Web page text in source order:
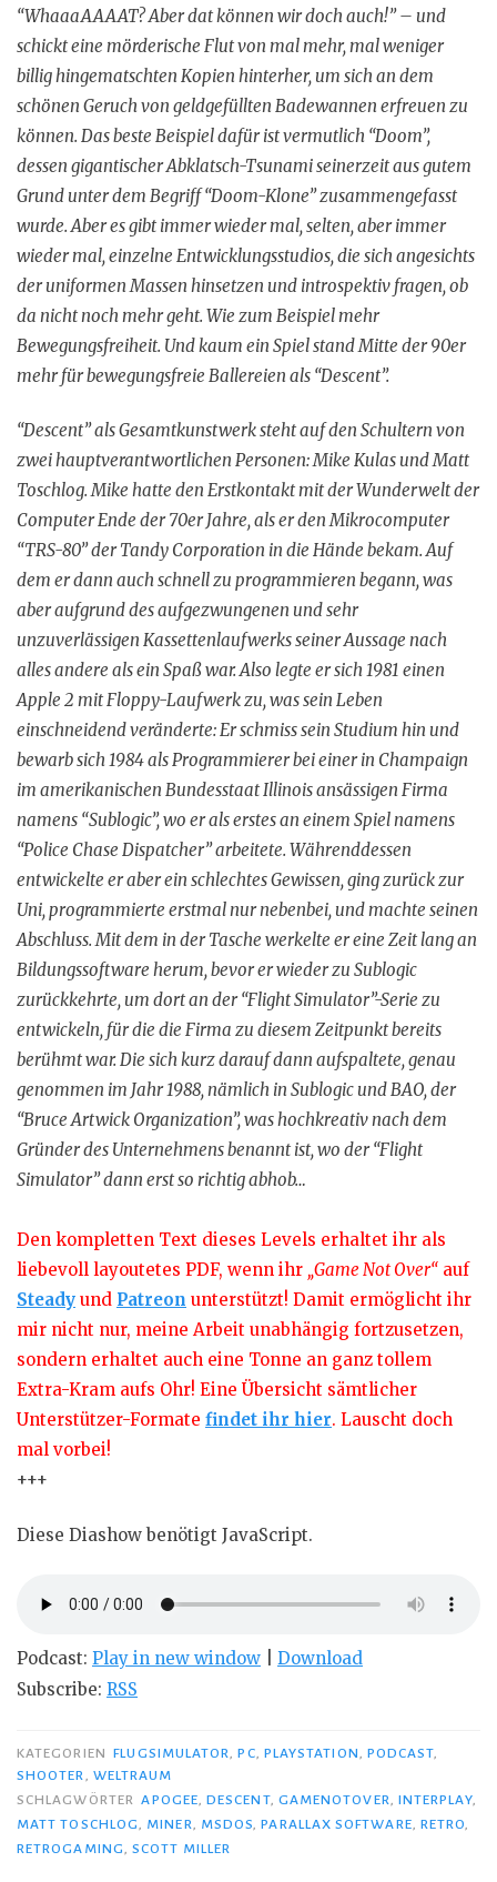
“WhaaaAAAAT? Aber dat können wir doch auch!” – und
schickt eine mörderische Flut von mal mehr, mal weniger
billig hingematschten Kopien hinterher, um sich an dem
schönen Geruch von geldgefüllten Badewannen erfreuen zu
können. Das beste Beispiel dafür ist vermutlich “Doom”,
dessen gigantischer Abklatsch-Tsunami seinerzeit aus gutem
Grund unter dem Begriff “Doom-Klone” zusammengefasst
wurde. Aber es gibt immer wieder mal, selten, aber immer
wieder mal, einzelne Entwicklungsstudios, die sich angesichts
der uniformen Massen hinsetzen und introspektiv fragen, ob
da nicht noch mehr geht. Wie zum Beispiel mehr
Bewegungsfreiheit. Und kaum ein Spiel stand Mitte der 90er
mehr für bewegungsfreie Ballereien als “Descent”.
“Descent” als Gesamtkunstwerk steht auf den Schultern von
zwei hauptverantwortlichen Personen: Mike Kulas und Matt
Toschlog. Mike hatte den Erstkontakt mit der Wunderwelt der
Computer Ende der 70er Jahre, als er den Mikrocomputer
“TRS-80” der Tandy Corporation in die Hände bekam. Auf
dem er dann auch schnell zu programmieren begann, was
aber aufgrund des aufgezwungenen und sehr
unzuverlässigen Kassettenlaufwerks seiner Aussage nach
alles andere als ein Spaß war. Also legte er sich 1981 einen
Apple 2 mit Floppy-Laufwerk zu, was sein Leben
einschneidend veränderte: Er schmiss sein Studium hin und
bewarb sich 1984 als Programmierer bei einer in Champaign
im amerikanischen Bundesstaat Illinois ansässigen Firma
namens “Sublogic”, wo er als erstes an einem Spiel namens
“Police Chase Dispatcher” arbeitete. Währenddessen
entwickelte er aber ein schlechtes Gewissen, ging zurück zur
Uni, programmierte erstmal nur nebenbei, und machte seinen
Abschluss. Mit dem in der Tasche werkelte er eine Zeit lang an
Bildungssoftware herum, bevor er wieder zu Sublogic
zurückkehrte, um dort an der “Flight Simulator”-Serie zu
entwickeln, für die die Firma zu diesem Zeitpunkt bereits
berühmt war. Die sich kurz darauf dann aufspaltete, genau
genommen im Jahr 1988, nämlich in Sublogic und BAO, der
“Bruce Artwick Organization”, was hochkreativ nach dem
Gründer des Unternehmens benannt ist, wo der “Flight
Simulator” dann erst so richtig abhob…
Den kompletten Text dieses Levels erhaltet ihr als
liebevoll layoutetes PDF, wenn ihr „Game Not Over“ auf
Steady und Patreon unterstützt! Damit ermöglicht ihr
mir nicht nur, meine Arbeit unabhängig fortzusetzen,
sondern erhaltet auch eine Tonne an ganz tollem
Extra-Kram aufs Ohr! Eine Übersicht sämtlicher
Unterstützer-Formate findet ihr hier. Lauscht doch
mal vorbei!
+++
Diese Diashow benötigt JavaScript.
Podcast: Play in new window
Download
Subscribe: RSS
KATEGORIEN FLUGSIMULATOR ,PC PLAYSTATION PODCAST
SHOOTER
WELTRAUM
SCHLAGWÖRTER
APOGEE ,DESCENT, GAMENOTOVER INTERPLAY,
MATT TOSCHLOG
MINER MSDOS ,PARALLAX SOFTWARE RETRO
RETROGAMING
,SCOTT MILLER